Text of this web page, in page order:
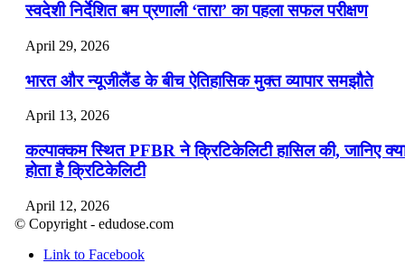
स्वदेशी निर्देशित बम प्रणाली ‘तारा’ का पहला सफल परीक्षण
April 29, 2026
भारत और न्यूजीलैंड के बीच ऐतिहासिक मुक्त व्यापार समझौते
April 13, 2026
कल्पाक्कम स्थित PFBR ने क्रिटिकेलिटी हासिल की, जानिए
होता है क्रिटिकेलिटी
April 12, 2026
© Copyright - edudose.com
Link to Facebook